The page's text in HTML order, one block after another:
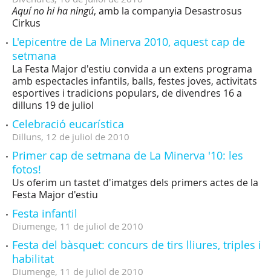
Aquí no hi ha ningú, amb la companyia Desastrosus
Cirkus
L'epicentre de La Minerva 2010, aquest cap de
setmana
La Festa Major d'estiu convida a un extens programa
amb espectacles infantils, balls, festes joves, activitats
esportives i tradicions populars, de divendres 16 a
dilluns 19 de juliol
Celebració eucarística
Dilluns, 12 de juliol de 2010
Primer cap de setmana de La Minerva '10: les
fotos!
Us oferim un tastet d'imatges dels primers actes de la
Festa Major d'estiu
Festa infantil
Diumenge, 11 de juliol de 2010
Festa del bàsquet: concurs de tirs lliures, triples i
habilitat
Diumenge, 11 de juliol de 2010